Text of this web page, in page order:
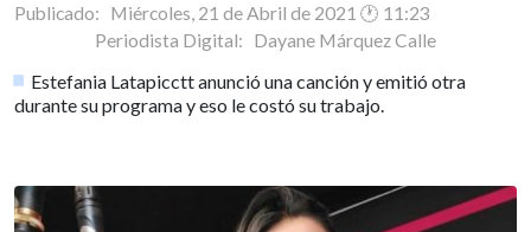
Publicado: Miércoles, 21 de Abril de 2021 🕐 11:23
Periodista Digital:
Dayane Márquez Calle
Estefania Latapicctt anunció una canción y emitió otra
durante su programa y eso le costó su trabajo.